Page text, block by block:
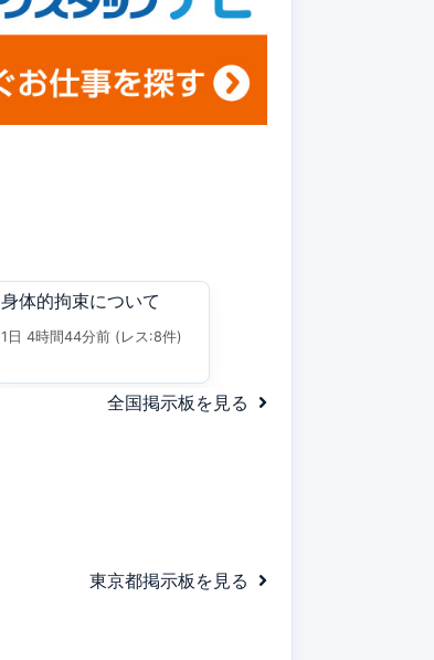
身体的拘束について
1日 4時間44分前 (レス:8件)
全国掲示板を見る
東京都掲示板を見る